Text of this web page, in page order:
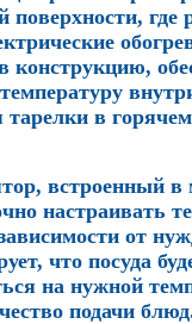
поверхности,
конструкцию,
в
встроенный в
настраивать
от
что посуда
на нужной
подачи